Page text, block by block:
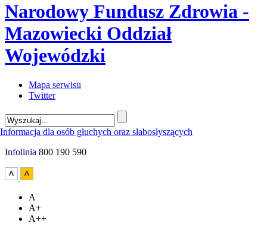
Narodowy Fundusz Zdrowia -
Mazowiecki Oddział
Wojewódzki
Mapa serwisu
Twitter
Infolinia 800 190 590
A
A+
A++